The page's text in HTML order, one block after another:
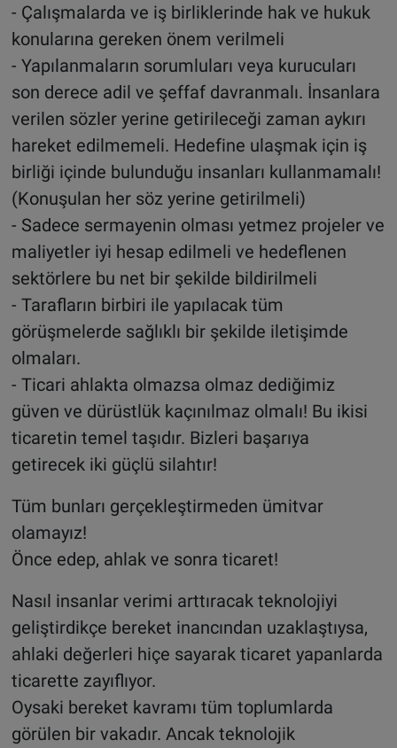
- Çalışmalarda ve iş birliklerinde hak ve hukuk
konularına gereken önem verilmeli
- Yapılanmaların sorumluları veya kurucuları
son derece adil ve şeffaf davranmalı. İnsanlara
verilen sözler yerine getirileceği zaman aykırı
hareket edilmemeli. Hedefine ulaşmak için iş
birliği içinde bulunduğu insanları kullanmamalı!
(Konuşulan her söz yerine getirilmeli)
- Sadece sermayenin olması yetmez projeler ve
maliyetler iyi hesap edilmeli ve hedeflenen
sektörlere bu net bir şekilde bildirilmeli
- Tarafların birbiri ile yapılacak tüm
görüşmelerde sağlıklı bir şekilde iletişimde
olmaları.
- Ticari ahlakta olmazsa olmaz dediğimiz
güven ve dürüstlük kaçınılmaz olmalı! Bu ikisi
ticaretin temel taşıdır. Bizleri başarıya
getirecek iki güçlü silahtır!
Tüm bunları gerçekleştirmeden ümitvar
olamayız!
Önce edep, ahlak ve sonra ticaret!
Nasıl insanlar verimi arttıracak teknolojiyi
geliştirdikçe bereket inancından uzaklaştıysa,
ahlaki değerleri hiçe sayarak ticaret yapanlarda
ticarette zayıflıyor.
Oysaki bereket kavramı tüm toplumlarda
görülen bir vakadır. Ancak teknolojik